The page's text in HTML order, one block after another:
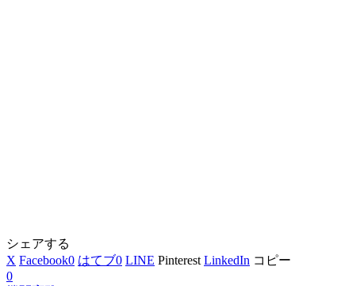
シェアする
X Facebook0 はてブ0 LINE Pinterest LinkedIn コピー
0